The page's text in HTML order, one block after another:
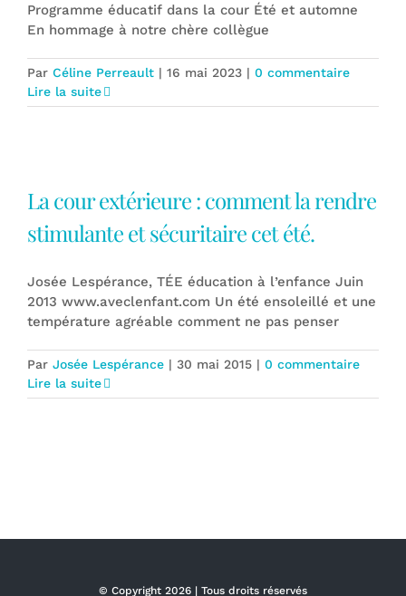
Programme éducatif dans la cour Été et automne
En hommage à notre chère collègue
Par Céline Perreault | 16 mai 2023 | 0 commentaire
Lire la suite
La cour extérieure : comment la rendre
stimulante et sécuritaire cet été.
Josée Lespérance, TÉE éducation à l’enfance Juin
2013 www.aveclenfant.com Un été ensoleillé et une
température agréable comment ne pas penser
Par Josée Lespérance | 30 mai 2015 | 0 commentaire
Lire la suite
© Copyright 2026 | Tous droits réservés